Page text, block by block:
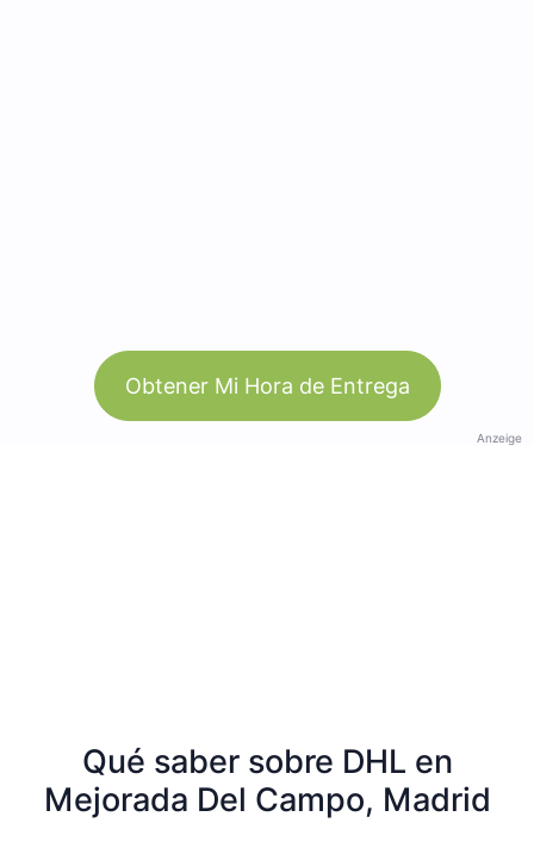
Obtener Mi Hora de Entrega
Anzeige
Qué saber sobre DHL en
Mejorada Del Campo, Madrid